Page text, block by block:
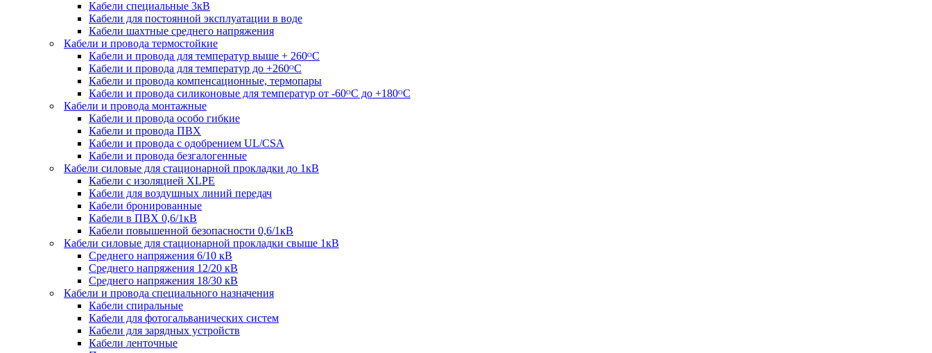
Кабели специальные 3кВ
Кабели для постоянной эксплуатации в воде
Кабели шахтные среднего напряжения
Кабели и провода термостойкие
Кабели и провода для температур выше + 260ᴼС
Кабели и провода для температур до +260ᴼС
Кабели и провода компенсационные, термопары
Кабели и провода силиконовые для температур от -60ᴼC до +180ᴼС
Кабели и провода монтажные
Кабели и провода особо гибкие
Кабели и провода ПВХ
Кабели и провода с одобрением UL/CSA
Кабели и провода безгалогенные
Кабели силовые для стационарной прокладки до 1кВ
Кабели c изоляцией XLPE
Кабели для воздушных линий передач
Кабели бронированные
Кабели в ПВХ 0,6/1кВ
Кабели повышенной безопасности 0,6/1кВ
Кабели силовые для стационарной прокладки свыше 1кВ
Среднего напряжения 6/10 кВ
Среднего напряжения 12/20 кВ
Среднего напряжения 18/30 кВ
Кабели и провода специального назначения
Кабели спиральные
Кабели для фотогальванических систем
Кабели для зарядных устройств
Кабели ленточные